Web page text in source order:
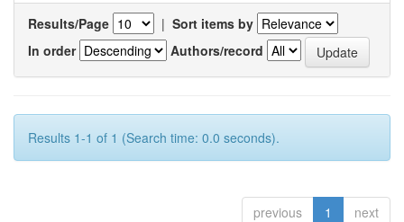
Results/Page | Sort items by
In order
Authors/record
Results 1-1 of 1 (Search time: 0.0 seconds).
previous 1 next